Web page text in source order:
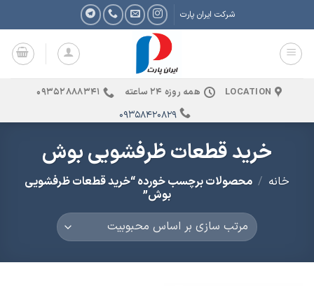
to
content
شرکت ایران پارت
LOCATION همه روزه 24 ساعته 09352888341
09358420829
خرید قطعات ظرفشویی بوش
خانه / محصولات برچسب خورده “خرید قطعات ظرفشویی
بوش”